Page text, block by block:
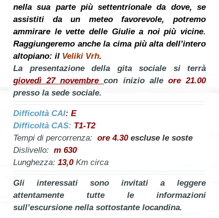
nella sua parte più settentrionale da dove, se
assistiti da un meteo favorevole, potremo
ammirare le vette delle Giulie a noi più vicine.
Raggiungeremo anche la cima più alta dell’intero
altopiano: il Veliki Vrh.
La presentazione della gita sociale si terrà
giovedì 27 novembrecon inizio alle ore 21.00
presso la sede sociale.
Difficoltà CAI: E
Difficoltà CAS: T1-T2
Tempi di percorrenza: ore 4.30 escluse le soste
Dislivello: m 630
Lunghezza: 13,0 Km circa
Gli interessati sono invitati a leggere
attentamente tutte le informazioni
sull’escursione nella sottostante locandina.